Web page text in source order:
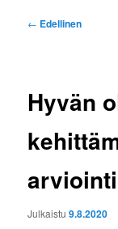
Artikkelien
← Edellinen
Hyvän
Julkaistu9.8.2020